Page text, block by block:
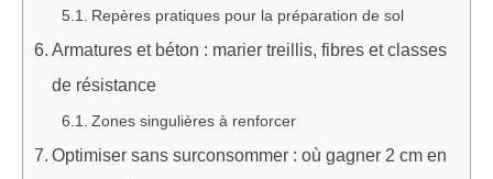
Repères pratiques pour la préparation de sol
Armatures et béton : marier treillis, fibres et classes
de résistance
Zones singulières à renforcer
Optimiser sans surconsommer : où gagner 2 cm en